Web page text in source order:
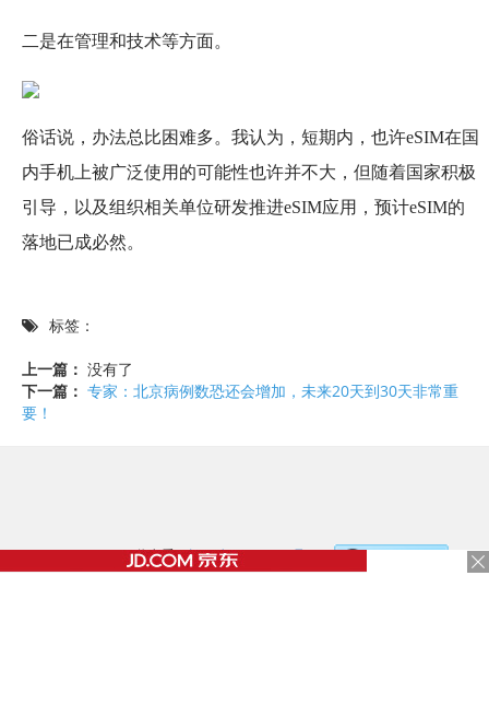
二是在管理和技术等方面。
俗话说，办法总比困难多。我认为，短期内，也许eSIM在国
内手机上被广泛使用的可能性也许并不大，但随着国家积极
引导，以及组织相关单位研发推进eSIM应用，预计eSIM的
落地已成必然。
标签：
上一篇： 没有了
下一篇： 专家：北京病例数恐还会增加，未来20天到30天非常重
要！
©2017 - 2020 / 信息看 /粤ICP备17153186号-2，